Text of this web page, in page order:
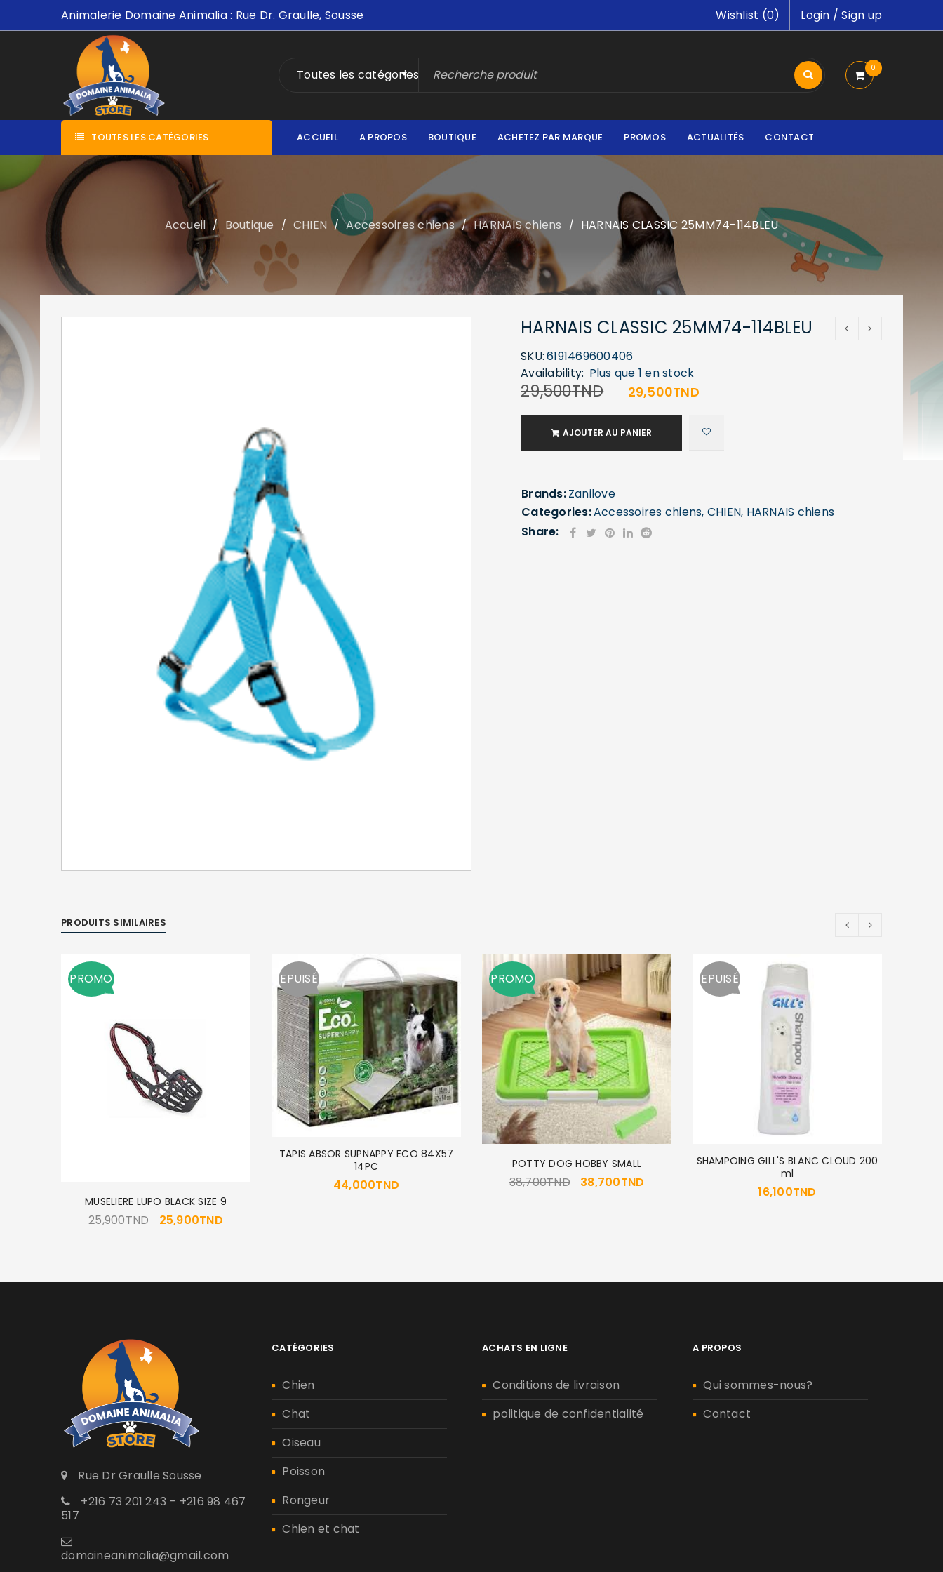
Mot de passe*
MOT DE PASSE PERDU ?
Animalerie Domaine Animalia : Rue Dr. Graulle, Sousse Login /Sign up
Wishlist (0)
Toutes les catégories 0
TOUTES LES CATÉGORIES ACCUEIL A PROPOS BOUTIQUE ACHETEZ PAR MARQUE PROMOS ACTUALITÉS CONTACT
Accueil / Boutique / CHIEN / Accessoires chiens / HARNAIS chiens / HARNAIS CLASSIC 25MM74-114BLEU
HARNAIS CLASSIC 25MM74-114BLEU
SKU:6191469600406
Availability: Plus que 1 en stock
29,500TND 29,500TND
AJOUTER AU PANIER
Brands:Zanilove
Categories:Accessoires chiens, CHIEN, HARNAIS chiens
Share:
PRODUITS SIMILAIRES
PROMO
MUSELIERE LUPO BLACK SIZE 9
25,900TND 25,900TND
EPUISÉ
TAPIS ABSOR SUPNAPPY ECO 84X57
14PC
44,000TND
PROMO
POTTY DOG HOBBY SMALL
38,700TND 38,700TND
EPUISÉ
SHAMPOING GILL'S BLANC CLOUD 200
ml
16,100TND
Rue Dr Graulle Sousse
+216 73 201 243 – +216 98 467
517
domaineanimalia@gmail.com
CATÉGORIES
Chien
Chat
Oiseau
Poisson
Rongeur
Chien et chat
ACHATS EN LIGNE
Conditions de livraison
politique de confidentialité
A PROPOS
Qui sommes-nous?
Contact